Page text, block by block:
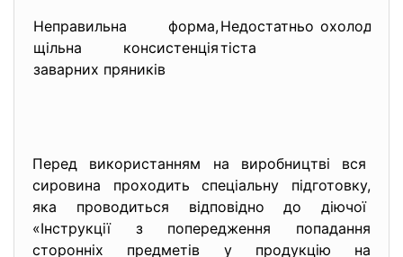
Неправильна форма,
щільна консистенція
заварних пряників
Недостатньо
тіста
Перед використанням на виробництві вся
сировина проходить спеціальну підготовку,
яка проводиться відповідно до діючої
«Інструкції з попередження попадання
сторонніх предметів у продукцію на